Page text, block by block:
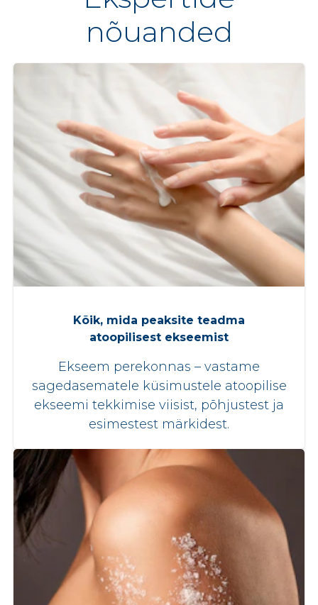
nõuanded
Kõik, mida peaksite teadma
atoopilisest ekseemist
Ekseem perekonnas – vastame
sagedasematele küsimustele atoopilise
ekseemi tekkimise viisist, põhjustest ja
esimestest märkidest.